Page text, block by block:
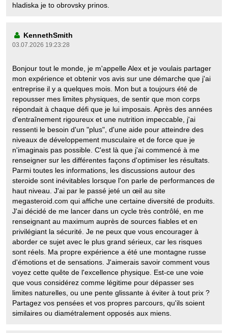
hladiska je to obrovsky prinos.
KennethSmith
03.07.2026 19:23:28
Bonjour tout le monde, je m'appelle Alex et je voulais partager
mon expérience et obtenir vos avis sur une démarche que j'ai
entreprise il y a quelques mois. Mon but a toujours été de
repousser mes limites physiques, de sentir que mon corps
répondait à chaque défi que je lui imposais. Après des années
d'entraînement rigoureux et une nutrition impeccable, j'ai
ressenti le besoin d'un "plus", d'une aide pour atteindre des
niveaux de développement musculaire et de force que je
n'imaginais pas possible. C'est là que j'ai commencé à me
renseigner sur les différentes façons d'optimiser les résultats.
Parmi toutes les informations, les discussions autour des
steroide sont inévitables lorsque l'on parle de performances de
haut niveau. J'ai par le passé jeté un œil au site
megasteroid.com qui affiche une certaine diversité de produits.
J'ai décidé de me lancer dans un cycle très contrôlé, en me
renseignant au maximum auprès de sources fiables et en
privilégiant la sécurité. Je ne peux que vous encourager à
aborder ce sujet avec le plus grand sérieux, car les risques
sont réels. Ma propre expérience a été une montagne russe
d'émotions et de sensations. J'aimerais savoir comment vous
voyez cette quête de l'excellence physique. Est-ce une voie
que vous considérez comme légitime pour dépasser ses
limites naturelles, ou une pente glissante à éviter à tout prix ?
Partagez vos pensées et vos propres parcours, qu'ils soient
similaires ou diamétralement opposés aux miens.